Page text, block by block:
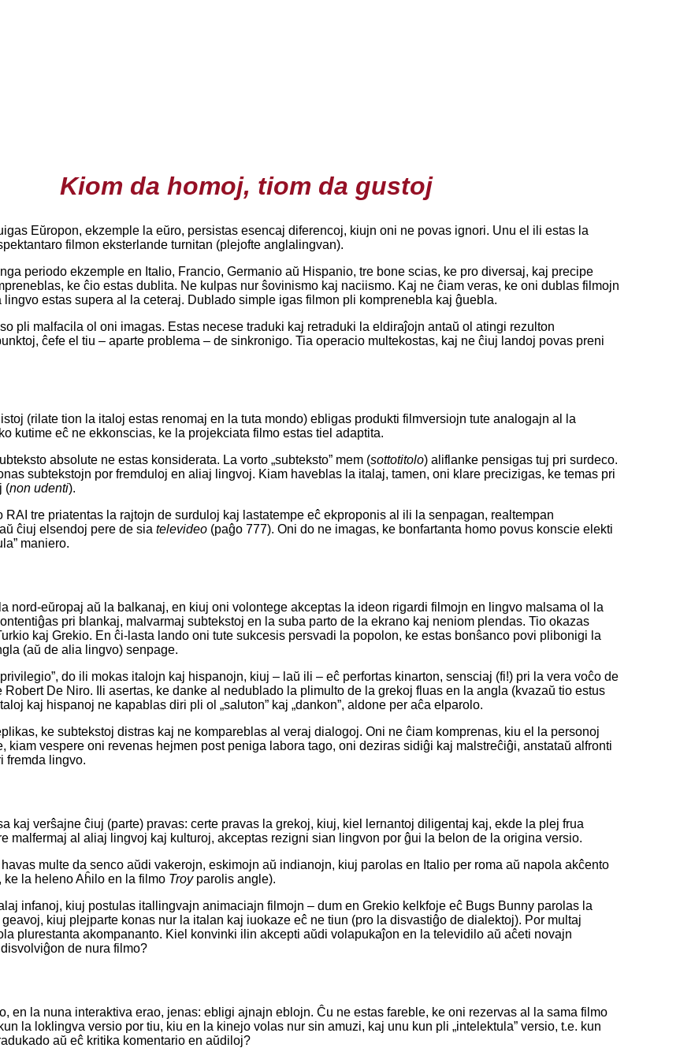
Kiom da homoj, tiom da gustoj
Eŭropon, ekzemple la eŭro, persistas esencaj diferencoj, kiujn oni ne povas ignori. Unu el ili estas la
filmon eksterlande turnitan (plejofte anglalingvan).
periodo ekzemple en Italio, Francio, Germanio aŭ Hispanio, tre bone scias, ke pro diversaj, kaj precipe
ke ĉio estas dublita. Ne kulpas nur ŝovinismo kaj naciismo. Kaj ne ĉiam veras, ke oni dublas filmojn
lingvo estas supera al la ceteraj. Dublado simple igas filmon pli komprenebla kaj ĝuebla.
pli malfacila ol oni imagas. Estas necese traduki kaj retraduki la eldiraĵojn antaŭ ol atingi rezulton
ĉefe el tiu – aparte problema – de sinkronigo. Tia operacio multekostas, kaj ne ĉiuj landoj povas preni
(rilate tion la italoj estas renomaj en la tuta mondo) ebligas produkti filmversiojn tute analogajn al la
kutime eĉ ne ekkonscias, ke la projekciata filmo estas tiel adaptita.
absolute ne estas konsiderata. La vorto „subteksto” mem (sottotitolo) aliflanke pensigas tuj pri surdeco.
subtekstojn por fremduloj en aliaj lingvoj. Kiam haveblas la italaj, tamen, oni klare precizigas, ke temas pri
(non udenti).
RAI tre priatentas la rajtojn de surduloj kaj lastatempe eĉ ekproponis al ili la senpagan, realtempan
ĉiuj elsendoj pere de sia televideo(paĝo 777). Oni do ne imagas, ke bonfartanta homo povus konscie elekti
maniero.
nord-eŭropaj aŭ la balkanaj, en kiuj oni volontege akceptas la ideon rigardi filmojn en lingvo malsama ol la
pri blankaj, malvarmaj subtekstoj en la suba parto de la ekrano kaj neniom plendas. Tio okazas
kaj Grekio. En ĉi-lasta lando oni tute sukcesis persvadi la popolon, ke estas bonŝanco povi plibonigi la
(aŭ de alia lingvo) senpage.
do ili mokas italojn kaj hispanojn, kiuj – laŭ ili – eĉ perfortas kinarton, sensciaj (fi!) pri la vera voĉo de
Robert De Niro. Ili asertas, ke danke al nedublado la plimulto de la grekoj fluas en la angla (kvazaŭ tio estus
kaj hispanoj ne kapablas diri pli ol „saluton” kaj „dankon”, aldone per aĉa elparolo.
ke subtekstoj distras kaj ne kompareblas al veraj dialogoj. Oni ne ĉiam komprenas, kiu el la personoj
kiam vespere oni revenas hejmen post peniga labora tago, oni deziras sidiĝi kaj malstreĉiĝi, anstataŭ alfronti
fremda lingvo.
kaj verŝajne ĉiuj (parte) pravas: certe pravas la grekoj, kiuj, kiel lernantoj diligentaj kaj, ekde la plej frua
malfermaj al aliaj lingvoj kaj kulturoj, akceptas rezigni sian lingvon por ĝui la belon de la origina versio.
havas multe da senco aŭdi vakerojn, eskimojn aŭ indianojn, kiuj parolas en Italio per roma aŭ napola akĉento
ke la heleno Aĥilo en la filmo Troyparolis angle).
infanoj, kiuj postulas itallingvajn animaciajn filmojn – dum en Grekio kelkfoje eĉ Bugs Bunny parolas la
kiuj plejparte konas nur la italan kaj iuokaze eĉ ne tiun (pro la disvastiĝo de dialektoj). Por multaj
plurestanta akompananto. Kiel konvinki ilin akcepti aŭdi volapukaĵon en la televidilo aŭ aĉeti novajn
de nura filmo?
en la nuna interaktiva erao, jenas: ebligi ajnajn eblojn. Ĉu ne estas fareble, ke oni rezervas al la sama filmo
la loklingva versio por tiu, kiu en la kinejo volas nur sin amuzi, kaj unu kun pli „intelektula” versio, t.e. kun
aŭ eĉ kritika komentario en aŭdiloj?